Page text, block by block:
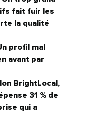
fait fuir les
la qualité
profil mal
avant par
BrightLocal,
31 % de
qui a